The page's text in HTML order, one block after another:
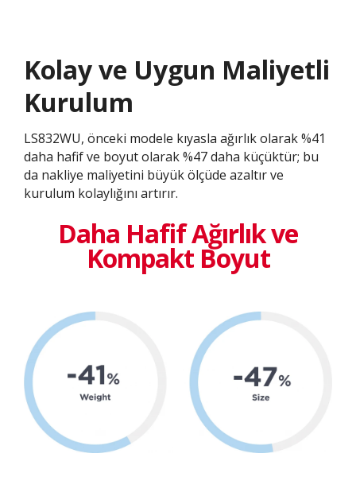
Kolay ve Uygun Maliyetli
Kurulum
LS832WU, önceki modele kıyasla ağırlık olarak %41
daha hafif ve boyut olarak %47 daha küçüktür; bu
da nakliye maliyetini büyük ölçüde azaltır ve
kurulum kolaylığını artırır.
Daha Hafif Ağırlık ve
Kompakt Boyut